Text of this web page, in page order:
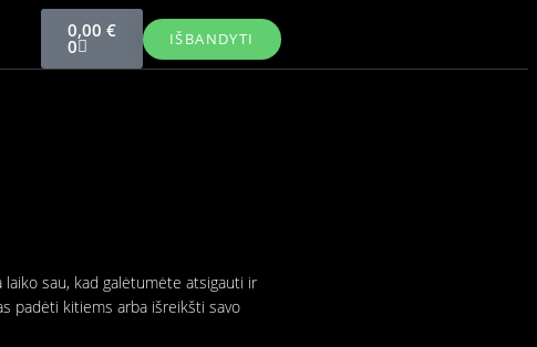
0,00 €
0 IŠBANDYTI
sau, kad galėtumėte atsigauti ir
padėti kitiems arba išreikšti savo